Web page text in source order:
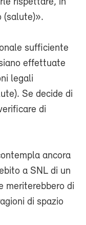
(salute)».
sufficiente
effettuate
legali
Se decide di
di
ancora
a SNL di un
meriterebbero di
di spazio